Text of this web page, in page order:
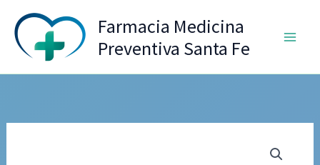
contenido
Farmacia Medicina
Preventiva Santa Fe